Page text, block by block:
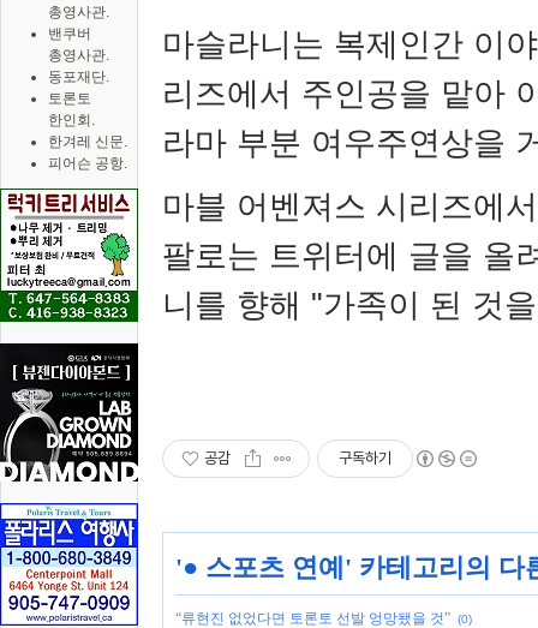
총영사관.
밴쿠버
총영사관.
동포재단.
토론토
한인회.
한겨레 신문.
피어슨 공항.
마슬라니는 복제인간 이
리즈에서 주인공을 맡아
라마 부분 여우주연상을
마블 어벤져스 시리즈에
팔로는 트위터에 글을 올
니를 향해 "가족이 된 것
공감 구독하기
'● 스포츠 연예 ' 카테고리의 다
“류현진 없었다면 토론토 선발 엉망됐을 것” (0)